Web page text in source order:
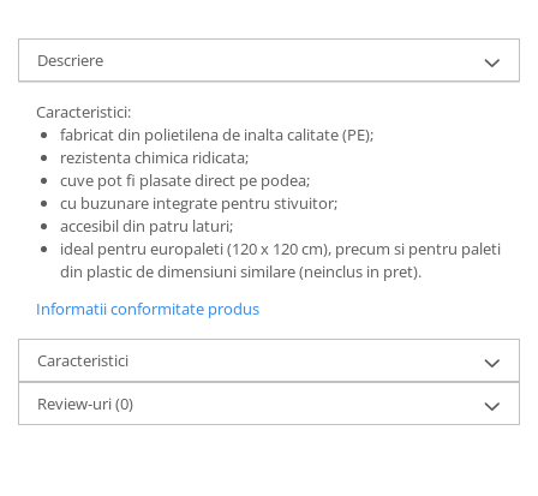
Descriere
Caracteristici:
fabricat din polietilena de inalta calitate (PE);
rezistenta chimica ridicata;
cuve pot fi plasate direct pe podea;
cu buzunare integrate pentru stivuitor;
accesibil din patru laturi;
ideal pentru europaleti (120 x 120 cm), precum si pentru paleti
din plastic de dimensiuni similare (neinclus in pret).
Informatii conformitate produs
Caracteristici
Review-uri(0)